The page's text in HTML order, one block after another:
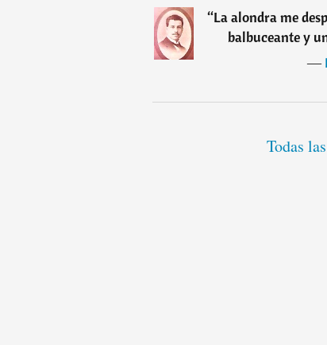
“La alondra me
balbuceante y
―
Todas